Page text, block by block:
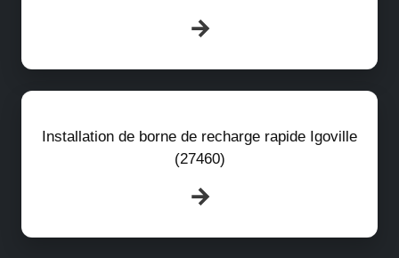
Installation de borne de recharge rapide Igoville
(27460)